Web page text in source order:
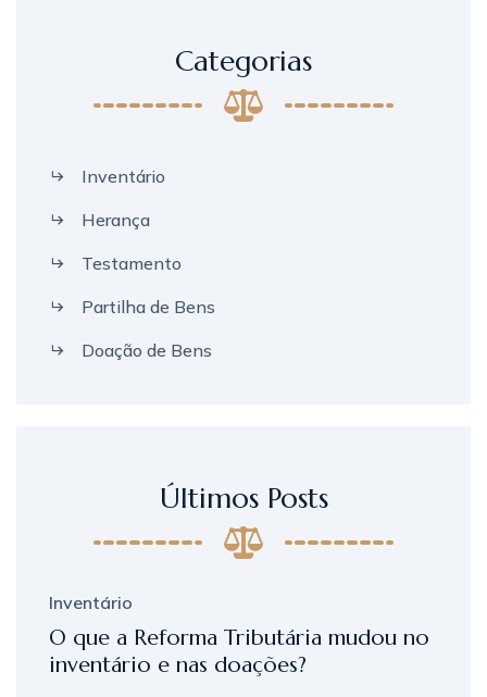
Categorias
Inventário
Herança
Testamento
Partilha de Bens
Doação de Bens
Últimos Posts
Inventário
O que a Reforma Tributária mudou no
inventário e nas doações?